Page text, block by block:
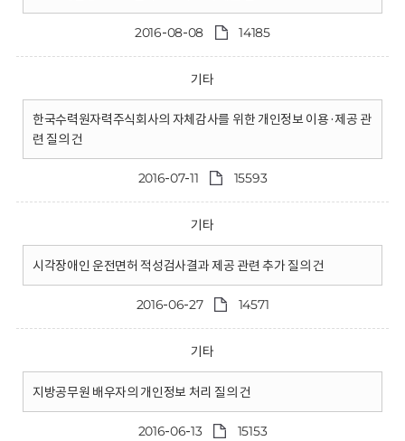
2016-08-08 14185
기타
한국수력원자력주식회사의 자체감사를 위한 개인정보 이용·제공 관
련 질의 건
2016-07-11 15593
기타
시각장애인 운전면허 적성검사결과 제공 관련 추가 질의 건
2016-06-27 14571
기타
지방공무원 배우자의 개인정보 처리 질의 건
2016-06-13 15153